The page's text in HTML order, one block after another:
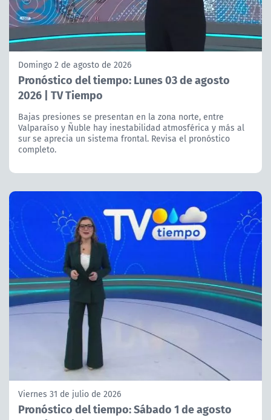
Domingo 2 de agosto de 2026
Pronóstico del tiempo: Lunes 03 de agosto
2026 | TV Tiempo
Bajas presiones se presentan en la zona norte, entre
Valparaíso y Ñuble hay inestabilidad atmosférica y más al
sur se aprecia un sistema frontal. Revisa el pronóstico
completo.
Viernes 31 de julio de 2026
Pronóstico del tiempo: Sábado 1 de agosto